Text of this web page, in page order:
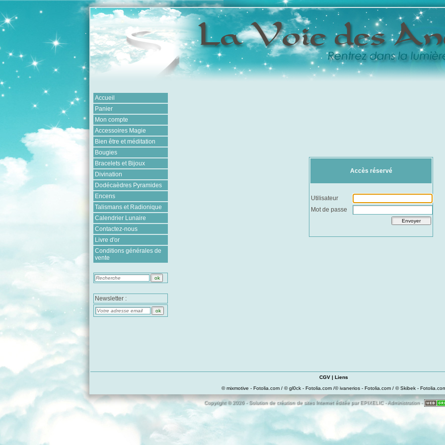
Accueil
Panier
Mon compte
Accessoires Magie
Bien être et méditation
Bougies
Bracelets et Bijoux
Divination
Dodécaèdres Pyramides
Encens
Talismans et Radionique
Calendrier Lunaire
Contactez-nous
Livre d'or
Conditions générales de
vente
Newsletter :
Accès réservé
Utilisateur
Mot de passe
CGV | Liens
© mixmotive - Fotolia.com / © gl0ck - Fotolia.com /© ivanerios - Fotolia.com / © Skibek -
Copyright © 2026 - Solution de création de sites Internet éditée par EPIXELIC- Administration-